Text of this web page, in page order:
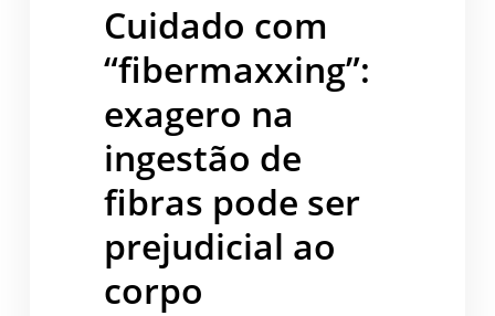
prejudicial
Cuidado com
“fibermaxxing”:
exagero na
ingestão de
fibras pode ser
prejudicial ao
corpo